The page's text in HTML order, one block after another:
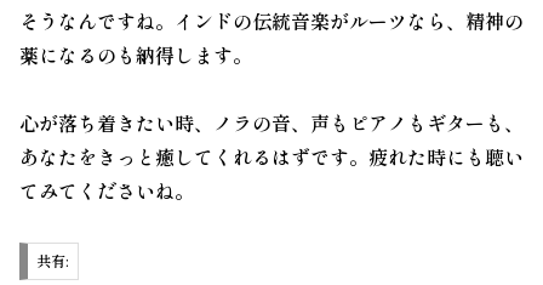
そうなんですね。インドの伝統音楽がルーツなら、 精神の
薬になるのも納得します。
心が落ち着きたい時、ノラの音、声もピアノもギターも、
あなたをきっと癒してくれるはずです。疲れた時にも聴い
てみてくださいね。
共有: